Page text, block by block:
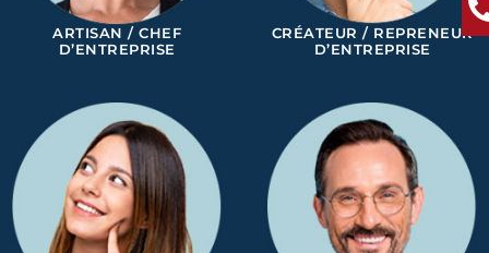
ARTISAN / CHEF
D’ENTREPRISE
CRÉATEUR / REPRENEUR
D’ENTREPRISE